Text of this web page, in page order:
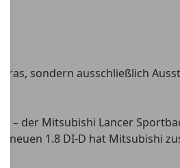
sondern ausschließlich
– der Mitsubishi Lancer
1.8 DI-D hat Mitsubishi